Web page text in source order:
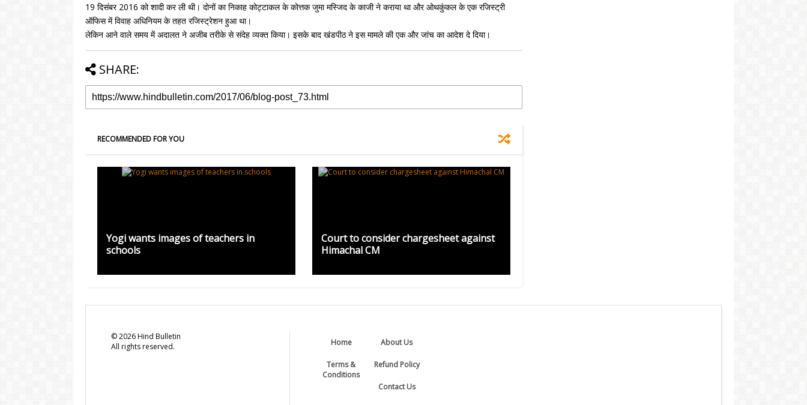
19 दिसंबर 2016 को शादी कर ली थी। दोनों का निकाह कोट्टाकल के कोत्तक जुमा मस्जिद के काजी ने कराया था और ओथकुंकल के एक रजिस्ट्री
ऑफिस में विवाह अधिनियम के तहत रजिस्ट्रेशन हुआ था।
लेकिन आने वाले समय में अदालत ने अजीब तरीके से संदेह व्यक्त किया। इसके बाद खंडपीठ ने इस मामले की एक और जांच का आदेश दे दिया।
SHARE:
RECOMMENDED FOR YOU
Yogi wants images of teachers in
schools
Court to consider chargesheet against
Himachal CM
©2026Hind Bulletin
All rights reserved.
Home About Us
Terms &
Conditions
Refund Policy
Contact Us